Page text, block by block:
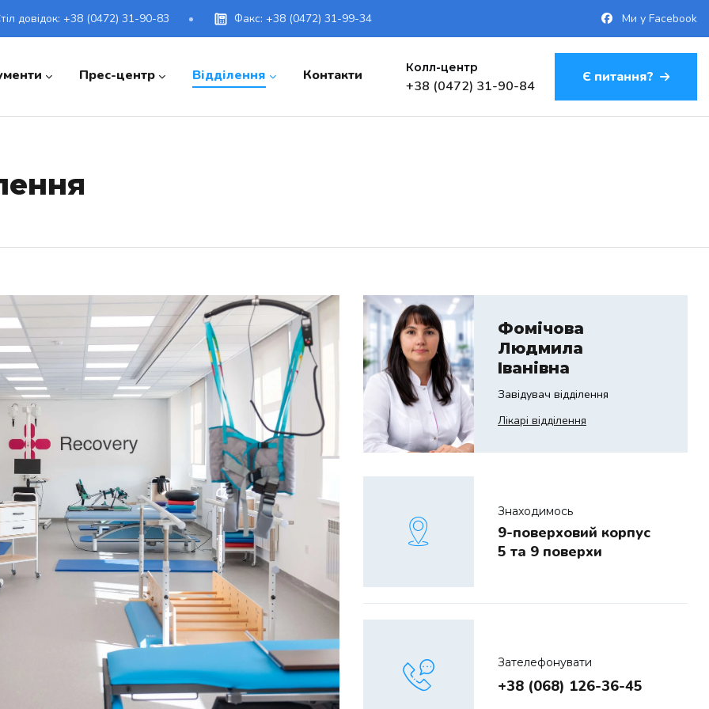
довідок: +38 (0472) 31-90-83 Факс: +38 (0472) 31-99-34 Ми у Facebook
Прес-центр Відділення Контакти Колл-центр
+38 (0472) 31-90-84
Є питання?
Фомічова
Людмила
Іванівна
Завідувач відділення
Лікарі відділення
Знаходимось
9-поверховий корпус
5 та 9 поверхи
Зателефонувати
+38 (068) 126-36-45